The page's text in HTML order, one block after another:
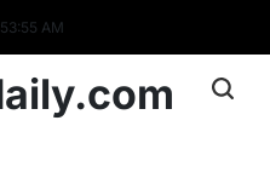
53:56 AM